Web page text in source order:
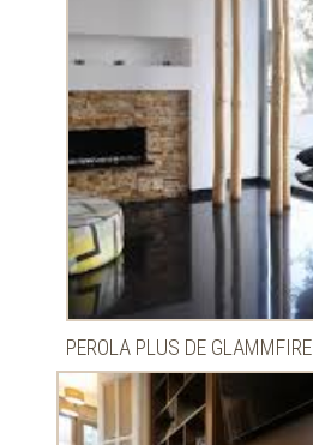
PEROLA PLUS DE GLAMMFIRE